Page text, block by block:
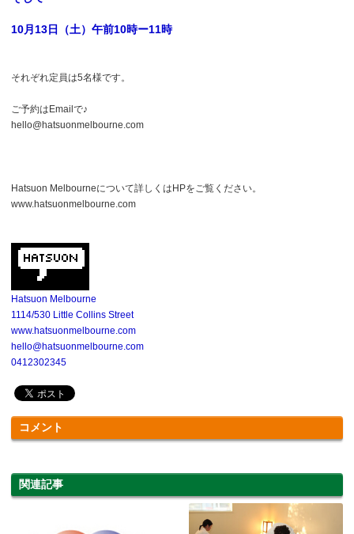
10月13日（土）午前10時ー11時
それぞれ定員は5名様です。
ご予約はEmailで♪
hello@hatsuonmelbourne.com
Hatsuon Melbourneについて詳しくはHPをご覧ください。
www.hatsuonmelbourne.com
Hatsuon Melbourne
1114/530 Little Collins Street
www.hatsuonmelbourne.com
hello@hatsuonmelbourne.com
0412302345
コメント
関連記事